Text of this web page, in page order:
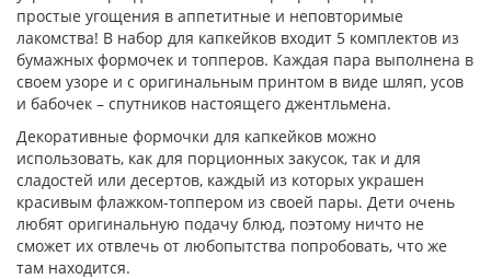
простые угощения в аппетитные и неповторимые
лакомства! В набор для капкейков входит 5 комплектов из
бумажных формочек и топперов. Каждая пара выполнена в
своем узоре и с оригинальным принтом в виде шляп, усов
и бабочек – спутников настоящего джентльмена.
Декоративные формочки для капкейков можно
использовать, как для порционных закусок, так и для
сладостей или десертов, каждый из которых украшен
красивым флажком-топпером из своей пары. Дети очень
любят оригинальную подачу блюд, поэтому ничто не
сможет их отвлечь от любопытства попробовать, что же
там находится.